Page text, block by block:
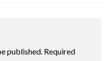
published. Required